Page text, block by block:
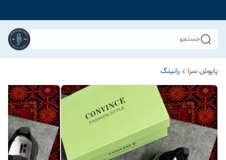
جستجو
پاپوش سرا رانینگ